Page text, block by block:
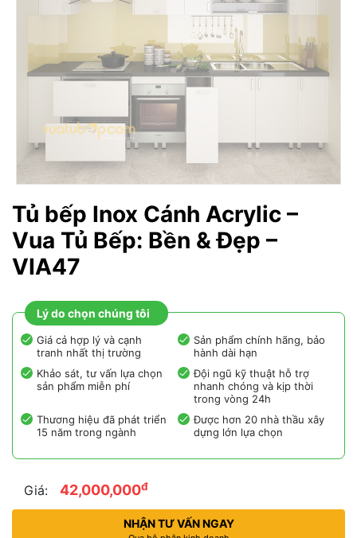
Tủ bếp Inox Cánh Acrylic –
Vua Tủ Bếp: Bền & Đẹp –
VIA47
Lý do chọn chúng tôi
Giá cả hợp lý và cạnh
tranh nhất thị trường
Sản phẩm chính hãng, bảo
hành dài hạn
Khảo sát, tư vấn lựa chọn
sản phẩm miễn phí
Đội ngũ kỹ thuật hỗ trợ
nhanh chóng và kịp thời
trong vòng 24h
Thương hiệu đã phát triển
15 năm trong ngành
Được hơn 20 nhà thầu xây
dựng lớn lựa chọn
Giá: 42,000,000đ
NHẬN TƯ VẤN NGAY